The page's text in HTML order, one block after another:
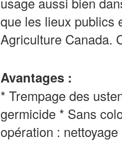
que les lieux publics
Agriculture Canada.
Avantages :
* Trempage des
germicide * Sans
opération :